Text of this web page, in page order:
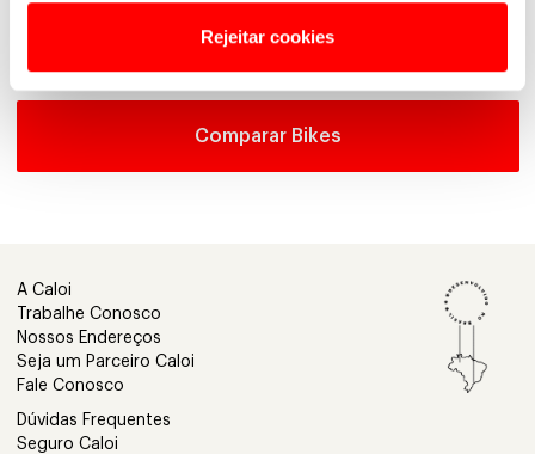
Rejeitar cookies
Comparar Bikes
A Caloi
Trabalhe Conosco
Nossos Endereços
Seja um Parceiro Caloi
Fale Conosco
Dúvidas Frequentes
Seguro Caloi